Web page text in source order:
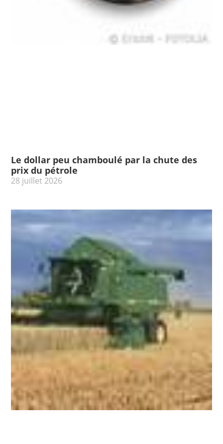
Le dollar peu chamboulé par la chute des
prix du pétrole
28 juillet 2026